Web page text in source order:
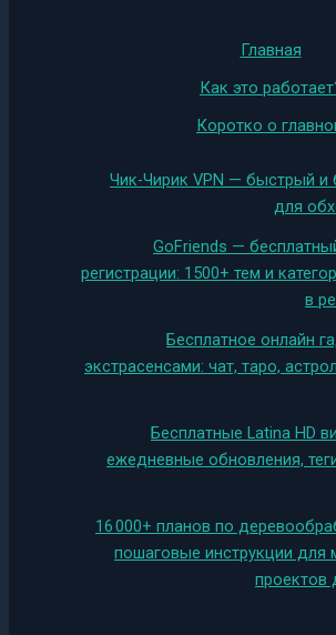
Главная
Как это
Коротко о
Чик-Чирик VPN — быстрый и
для
GoFriends —
регистрации: 1500+ тем и
в
Бесплатное онлайн
экстрасенсами: чат, таро,
Бесплатные Latina HD
ежедневные обновления,
16 000+ планов по
пошаговые инструкции для
проектов